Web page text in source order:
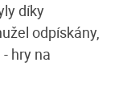
díky
odpískány,
hry na